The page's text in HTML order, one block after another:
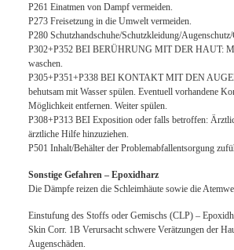
P261 Einatmen von Dampf vermeiden.
P273 Freisetzung in die Umwelt vermeiden.
P280 Schutzhandschuhe/Schutzkleidung/Augenschutz/
P302+P352 BEI BERÜHRUNG MIT DER HAUT:
waschen.
P305+P351+P338 BEI KONTAKT MIT DEN
behutsam mit Wasser spülen. Eventuell vorhandene
Möglichkeit entfernen. Weiter spülen.
P308+P313 BEI Exposition oder falls betroffen:
ärztliche Hilfe hinzuziehen.
P501 Inhalt/Behälter der Problemabfallentsorgung
Sonstige Gefahren – Epoxidharz
Die Dämpfe reizen die Schleimhäute sowie die
Einstufung des Stoffs oder Gemischs (CLP) –
Skin Corr. 1B Verursacht schwere Verätzungen der
Augenschäden.